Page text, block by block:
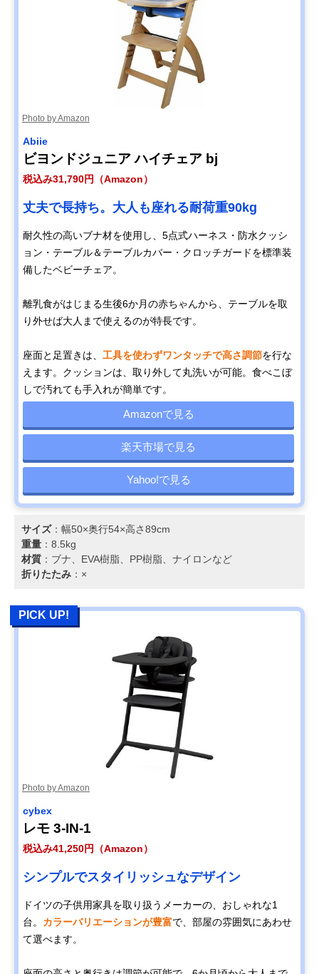
Photo by Amazon
Abiie
ビヨンドジュニア ハイチェア bj
税込み31,790円（Amazon）
丈夫で長持ち。大人も座れる耐荷重90kg
耐久性の高いブナ材を使用し、5点式ハーネス・防水クッシ
ョン・テーブル＆テーブルカバー・クロッチガードを標準装
備したベビーチェア。
離乳食がはじまる生後6か月の赤ちゃんから、テーブルを取
り外せば大人まで使えるのが特長です。
座面と足置きは、 工具を使わずワンタッチで高さ調節を行な
えます。クッションは、取り外して丸洗いが可能。食べこぼ
しで汚れても手入れが簡単です。
Amazonで見る
楽天市場で見る
Yahoo!で見る
サイズ：幅50×奥行54×高さ89cm
重量 ：8.5kg
材質 ：ブナ、EVA樹脂、PP樹脂、ナイロンなど
折りたたみ ：×
PICK UP!
Photo by Amazon
cybex
レモ 3-IN-1
税込み41,250円（Amazon）
シンプルでスタイリッシュなデザイン
ドイツの子供用家具を取り扱うメーカーの、おしゃれな1
台。 カラーバリエーションが豊富で、部屋の雰囲気にあわせ
て選べます。